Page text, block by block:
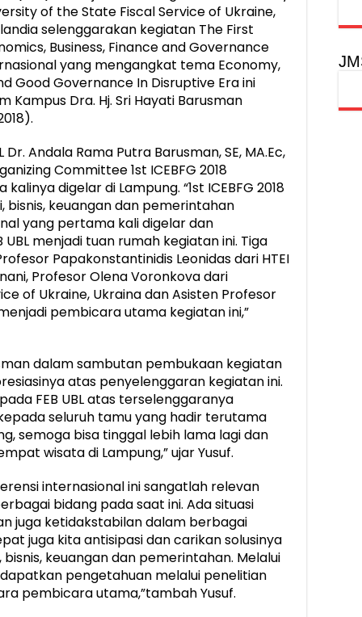
of the State Fiscal Service of Ukraine,
selenggarakan kegiatan The First
Business, Finance and Governance
yang mengangkat tema Economy,
Good Governance In Disruptive Era ini
Kampus Dra. Hj. Sri Hayati Barusman
Andala Rama Putra Barusman, SE, MA.Ec,
Committee 1st ICEBFG 2018
digelar di Lampung. “1st ICEBFG 2018
keuangan dan pemerintahan
yang pertama kali digelar dan
menjadi tuan rumah kegiatan ini. Tiga
Papakonstantinidis Leonidas dari HTEI
Profesor Olena Voronkova dari
of Ukraine, Ukraina dan Asisten Profesor
pembicara utama kegiatan ini,”
dalam sambutan pembukaan kegiatan
atas penyelenggaran kegiatan ini.
FEB UBL atas terselenggaranya
seluruh tamu yang hadir terutama
semoga bisa tinggal lebih lama lagi dan
wisata di Lampung,” ujar Yusuf.
internasional ini sangatlah relevan
bidang pada saat ini. Ada situasi
juga ketidakstabilan dalam berbagai
juga kita antisipasi dan carikan solusinya
keuangan dan pemerintahan. Melalui
pengetahuan melalui penelitian
pembicara utama,”tambah Yusuf.